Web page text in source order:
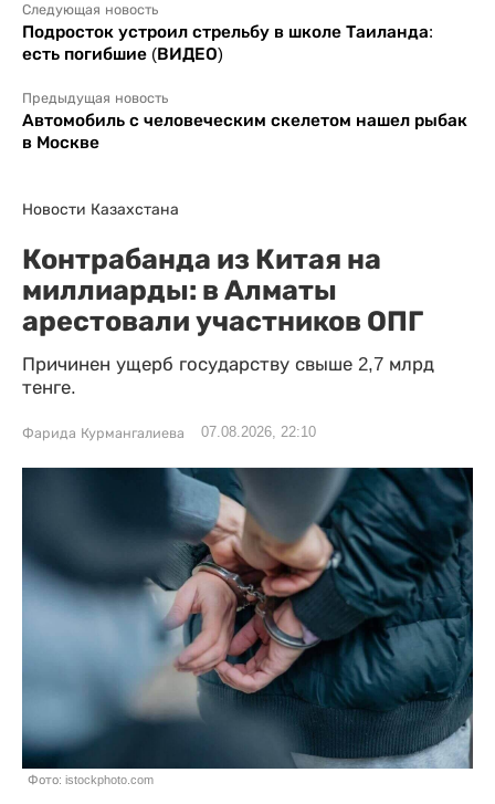
Следующая новость
Подросток устроил стрельбу в школе Таиланда:
есть погибшие (ВИДЕО)
Предыдущая новость
Автомобиль с человеческим скелетом нашел рыбак
в Москве
Новости Казахстана
Контрабанда из Китая на
миллиарды: в Алматы
арестовали участников ОПГ
Причинен ущерб государству свыше 2,7 млрд
тенге.
Фарида Курмангалиева 07.08.2026, 22:10
Фото: istockphoto.com